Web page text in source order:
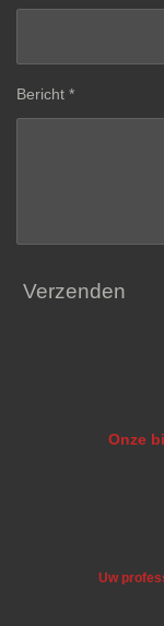
Bericht *
Verzenden
Onze
Uw